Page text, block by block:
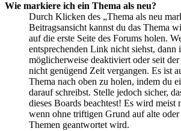
Wie markiere ich ein Thema als neu?
Durch Klicken des „Thema als neu
Beitragsansicht kannst du das Thema
auf die erste Seite des Forums holen.
entsprechenden Link nicht siehst, dann
möglicherweise deaktiviert oder seit
nicht genügend Zeit vergangen. Es ist
Thema nach oben zu holen, indem du
darauf schreibst. Stelle jedoch sicher,
dieses Boards beachtest! Es wird meist
wenn ohne triftigen Grund auf alte oder
Themen geantwortet wird.